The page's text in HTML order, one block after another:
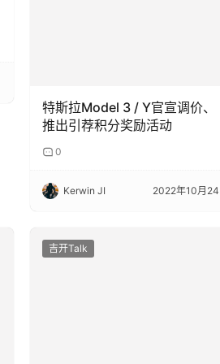
特斯拉Model 3 / Y官宣调价、
推出引荐积分奖励活动
吉开Talk